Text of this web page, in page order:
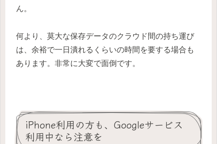
ん。
何より、莫大な保存データのクラウド間の持ち運び
は、余裕で一日潰れるくらいの時間を要する場合も
あります。非常に大変で面倒です。
iPhone利用の方も、Googleサービス
利用中なら注意を